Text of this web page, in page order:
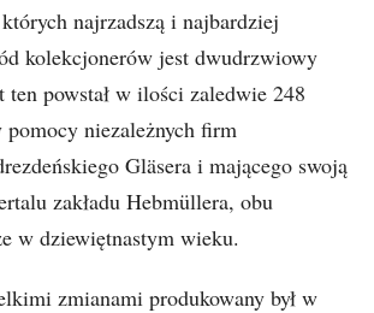
najrzadszą i najbardziej
kolekcjonerów jest dwudrzwiowy
powstał w ilości zaledwie 248
niezależnych firm
Gläsera i mającego swoją
zakładu Hebmüllera, obu
w dziewiętnastym wieku.
zmianami produkowany był w